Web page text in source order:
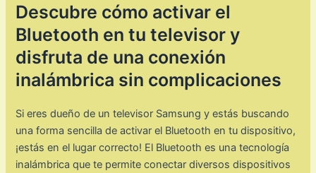
Descubre cómo activar el
Bluetooth en tu televisor y
disfruta de una conexión
inalámbrica sin complicaciones
Si eres dueño de un televisor Samsung y estás buscando
una forma sencilla de activar el Bluetooth en tu dispositivo,
¡estás en el lugar correcto! El Bluetooth es una tecnología
inalámbrica que te permite conectar diversos dispositivos